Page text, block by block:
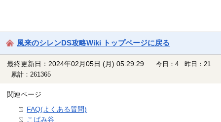
風来のシレンDS攻略Wiki トップページに戻る
最終更新日：2024年02月05日 (月) 05:29:29
今日：4 昨日：21
累計：261365
関連ページ
FAQ(よくある質問)
こばみ谷